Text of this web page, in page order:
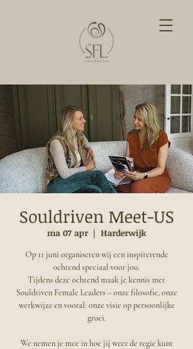
Souldriven Meet-US
ma 07 apr
  |
Harderwijk
Op 11 juni organiseren wij een inspirerende
ochtend speciaal voor jou.
Tijdens deze ochtend maak je kennis met
Souldriven Female Leaders – onze filosofie, onze
werkwijze en vooral: onze visie op persoonlijke
groei.
We nemen je mee in hoe jij weer de regie kunt